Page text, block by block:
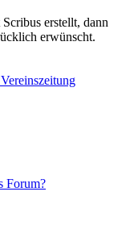
erstellt, dann
erwünscht.
Forum?